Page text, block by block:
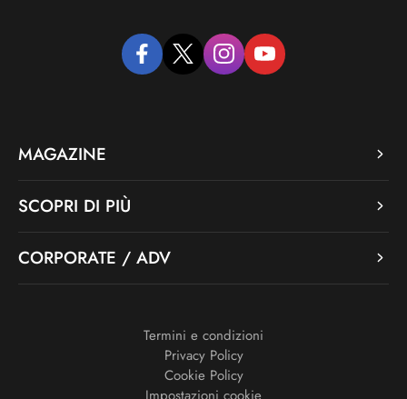
facebooktwitter instagramyoutube
MAGAZINE
SCOPRI DI PIÙ
CORPORATE / ADV
Termini e condizioni
Privacy Policy
Cookie Policy
Impostazioni cookie